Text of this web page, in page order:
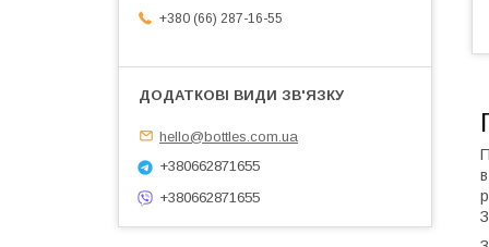
+380 (66) 287-16-55
hello@bottles.com.ua
+380662871655
+380662871655